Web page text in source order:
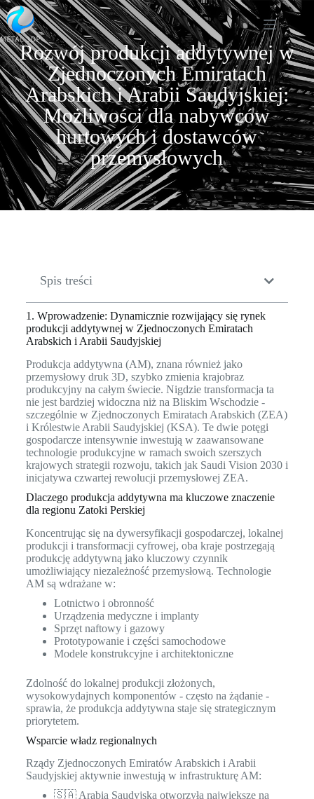
Rozwój produkcji addytywnej w
Zjednoczonych Emiratach
Arabskich i Arabii Saudyjskiej:
Możliwości dla nabywców
hurtowych i dostawców
przemysłowych
Spis treści
1. Wprowadzenie: Dynamicznie rozwijający się rynek
produkcji addytywnej w Zjednoczonych Emiratach
Arabskich i Arabii Saudyjskiej
Produkcja addytywna (AM), znana również jako
przemysłowy druk 3D, szybko zmienia krajobraz
produkcyjny na całym świecie. Nigdzie transformacja ta
nie jest bardziej widoczna niż na Bliskim Wschodzie -
szczególnie w Zjednoczonych Emiratach Arabskich (ZEA)
i Królestwie Arabii Saudyjskiej (KSA). Te dwie potęgi
gospodarcze intensywnie inwestują w zaawansowane
technologie produkcyjne w ramach swoich szerszych
krajowych strategii rozwoju, takich jak Saudi Vision 2030 i
inicjatywa czwartej rewolucji przemysłowej ZEA.
Dlaczego produkcja addytywna ma kluczowe znaczenie
dla regionu Zatoki Perskiej
Koncentrując się na dywersyfikacji gospodarczej, lokalnej
produkcji i transformacji cyfrowej, oba kraje postrzegają
produkcję addytywną jako kluczowy czynnik
umożliwiający niezależność przemysłową. Technologie
AM są wdrażane w:
Lotnictwo i obronność
Urządzenia medyczne i implanty
Sprzęt naftowy i gazowy
Prototypowanie i części samochodowe
Modele konstrukcyjne i architektoniczne
Zdolność do lokalnej produkcji złożonych,
wysokowydajnych komponentów - często na żądanie -
sprawia, że produkcja addytywna staje się strategicznym
priorytetem.
Wsparcie władz regionalnych
Rządy Zjednoczonych Emiratów Arabskich i Arabii
Saudyjskiej aktywnie inwestują w infrastrukturę AM:
🇸🇦 Arabia Saudyjska otworzyła największe na